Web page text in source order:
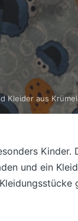
Kleider aus
und ein